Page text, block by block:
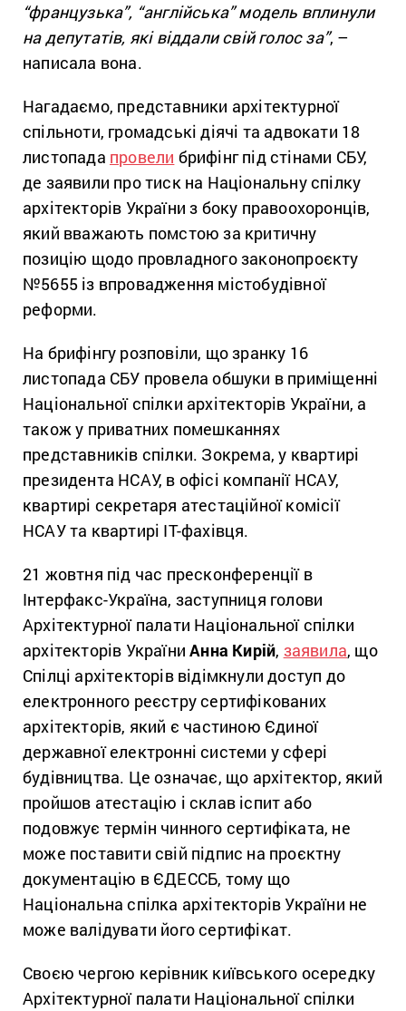
“французька”, “англійська” модель вплинули
на депутатів, які віддали свій голос за”, –
написала вона.
Нагадаємо, представники архітектурної
спільноти, громадські діячі та адвокати 18
листопада провели брифінг під стінами СБУ,
де заявили про тиск на Національну спілку
архітекторів України з боку правоохоронців,
який вважають помстою за критичну
позицію щодо провладного законопроєкту
№5655 із впровадження містобудівної
реформи.
На брифінгу розповіли, що зранку 16
листопада СБУ провела обшуки в приміщенні
Національної спілки архітекторів України, а
також у приватних помешканнях
представників спілки. Зокрема, у квартирі
президента НСАУ, в офісі компанії НСАУ,
квартирі секретаря атестаційної комісії
НСАУ та квартирі ІТ-фахівця.
21 жовтня під час пресконференції в
Інтерфакс-Україна, заступниця голови
Архітектурної палати Національної спілки
архітекторів УкраїниАнна Кирій, заявила, що
Спілці архітекторів відімкнули доступ до
електронного реєстру сертифікованих
архітекторів, який є частиною Єдиної
державної електронні системи у сфері
будівництва. Це означає, що архітектор, який
пройшов атестацію і склав іспит або
подовжує термін чинного сертифіката, не
може поставити свій підпис на проєктну
документацію в ЄДЕССБ, тому що
Національна спілка архітекторів України не
може валідувати його сертифікат.
Своєю чергою керівник київського осередку
Архітектурної палати Національної спілки